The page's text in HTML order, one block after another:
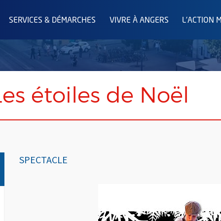
SERVICES & DÉMARCHES VIVRE À ANGERS L'ACTION
étoiles de Noël
SPECTACLE